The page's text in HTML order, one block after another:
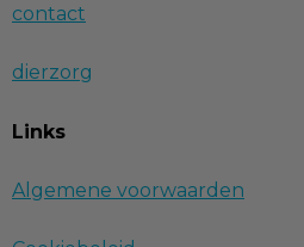
contact
dierzorg
Links
Algemene voorwaarden